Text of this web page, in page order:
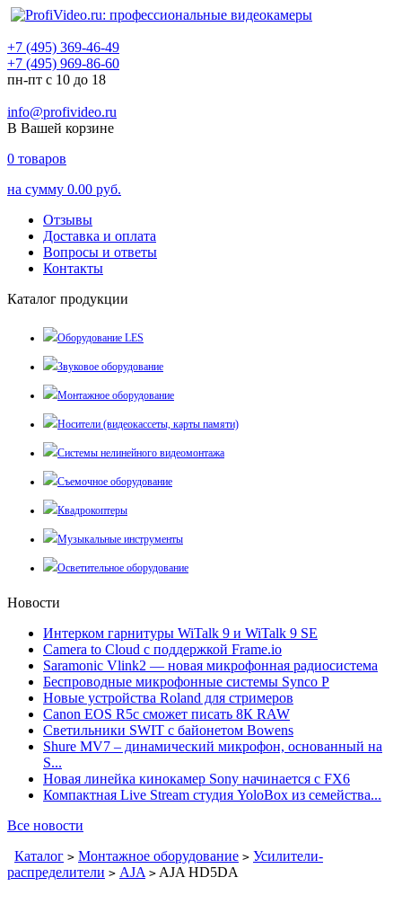
+7 (495) 369-46-49
+7 (495) 969-86-60
пн-пт с 10 до 18
info@profivideo.ru
В Вашей корзине
0 товаров
на сумму 0.00 руб.
Отзывы
Доставка и оплата
Вопросы и ответы
Контакты
Каталог продукции
Оборудование LES
Звуковое оборудование
Монтажное оборудование
Носители (видеокассеты, карты памяти)
Системы нелинейного видеомонтажа
Съемочное оборудование
Квадрокоптеры
Музыкальные инструменты
Осветительное оборудование
Новости
Интерком гарнитуры WiTalk 9 и WiTalk 9 SE
Camera to Cloud с поддержкой Frame.io
Saramonic Vlink2 — новая микрофонная радиосистема
Беспроводные микрофонные системы Synco P
Новые устройства Roland для стримеров
Canon EOS R5c сможет писать 8К RAW
Светильники SWIT с байонетом Bowens
Shure MV7 – динамический микрофон, основанный на
S...
Новая линейка кинокамер Sony начинается с FX6
Компактная Live Stream студия YoloBox из семейства...
Все новости
Каталог > Монтажное оборудование > Усилители-
распределители > AJA > AJA HD5DA